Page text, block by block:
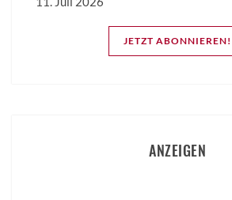
JETZT ABONNIEREN!
ANZEIGEN